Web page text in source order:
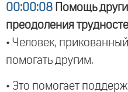
00:00:08 Помощь
преодоления
• Человек,
помогать другим.
• Это помогает